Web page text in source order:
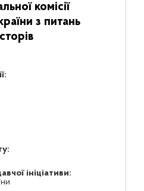
комісії
з питань
ініціативи: